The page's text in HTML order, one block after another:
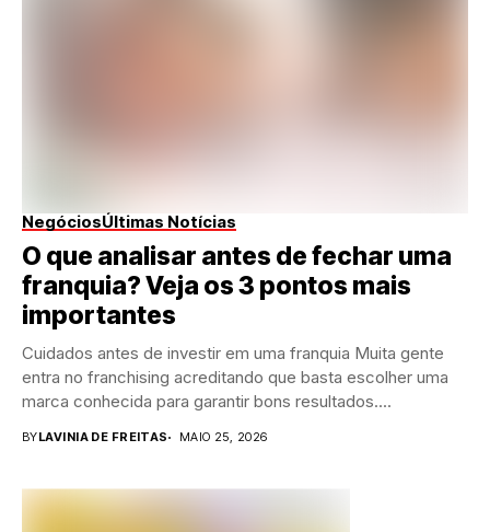
NegóciosÚltimas Notícias
O que analisar antes de fechar uma
franquia? Veja os 3 pontos mais
importantes
Cuidados antes de investir em uma franquia Muita gente
entra no franchising acreditando que basta escolher uma
marca conhecida para garantir bons resultados....
BYLAVINIA DE FREITAS MAIO 25, 2026